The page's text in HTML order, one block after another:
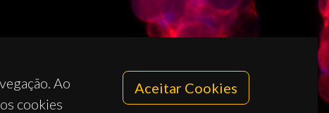
Ao
cookies
Aceitar Cookies